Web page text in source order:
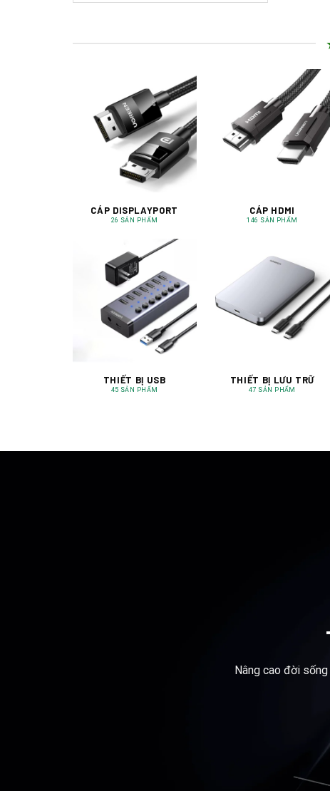
CÁP DISPLAYPORT
26 SẢN PHẨM
CÁP HDMI
146 SẢN PHẨM
THIẾT BỊ USB
45 SẢN PHẨM
THIẾT BỊ LƯU TRỮ
47 SẢN PHẨM
Nâng cao đời